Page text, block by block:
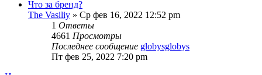
Что за бренд?
The Vasiliy » Ср фев 16, 2022 12:52 pm
1 Ответы
4661 Просмотры
Последнее сообщение globysglobys
Пт фев 25, 2022 7:20 pm